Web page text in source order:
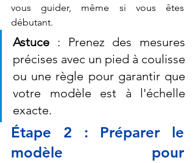
vous guider, même si vous êtes
débutant.
Astuce : Prenez des mesures
précises avec un pied à coulisse
ou une règle pour garantir que
votre modèle est à l'échelle
exacte.
Étape 2 : Préparer le
modèle pour